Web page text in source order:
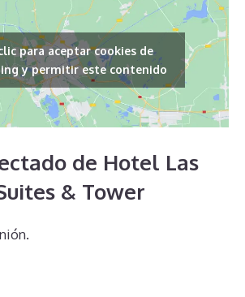
para aceptar cookies de
y permitir este contenido
de Hotel Las
& Tower